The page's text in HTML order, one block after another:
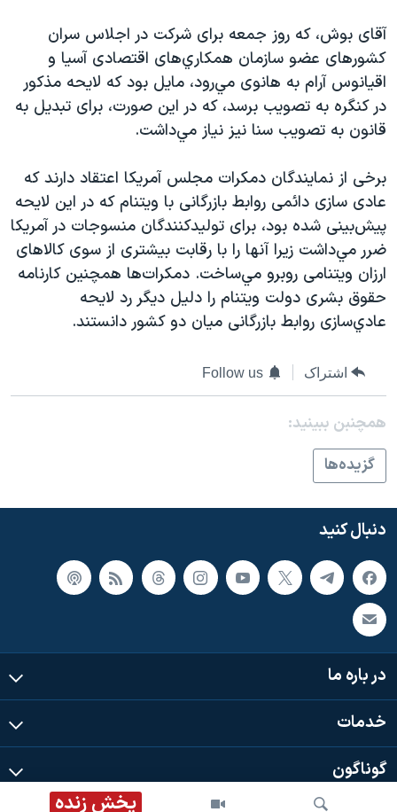
نرگس محمدی برنده جایزه نوبل صلح
همایش محافظه‌کاران آمریکا «سی‌پک»
صفحه‌های ویژه
پخش زنده
آقای بوش، که روز جمعه برای شرکت در اجلاس سران
کشورهای عضو سازمان همکاري‌های اقتصادی آسيا و
اقيانوس آرام به هانوی مي‌رود، مايل بود که لايحه مذکور
در کنگره به تصويب برسد، که در اين صورت، برای تبديل به
قانون به تصويب سنا نيز نياز مي‌داشت.
برخی از نمايندگان دمکرات مجلس آمريکا اعتقاد دارند که
عادی سازی دائمی روابط بازرگانی با ويتنام که در اين لايحه
پيش‌بينی شده بود، برای توليدکنندگان منسوجات در آمريکا
ضرر مي‌داشت زيرا آنها را با رقابت بيشتری از سوی کالاهای
ارزان ويتنامی روبرو مي‌ساخت. دمکرات‌ها همچنين کارنامه
حقوق بشری دولت ويتنام را دليل ديگر رد لايحه
عادي‌سازی روابط بازرگانی ميان دو کشور دانستند.
اشتراک Follow us
همچنبن ببینید:
گزيده‌ها
دنبال کنید
در باره ما
خدمات
گوناگون